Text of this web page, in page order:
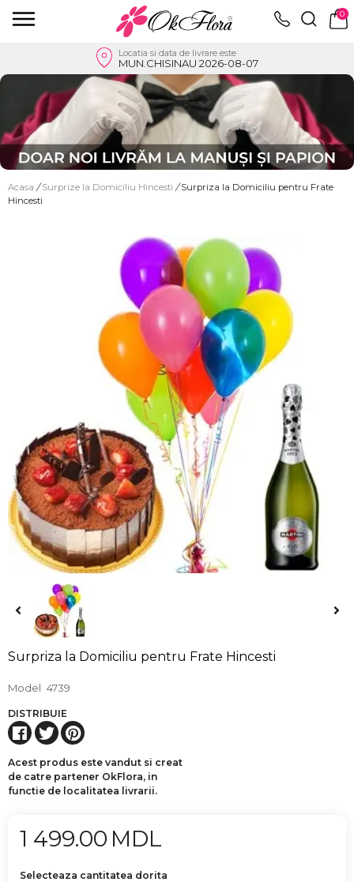
0
Locatia si data de livrare este
MUN.CHISINAU 2026-08-07
Acasa / Surprize la Domiciliu Hincesti / Surpriza la Domiciliu pentru Frate
Hincesti
Surpriza la Domiciliu pentru Frate Hincesti
Model 4739
DISTRIBUIE
Acest produs este vandut si creat
de catre partener OkFlora, in
functie de localitatea livrarii.
1 499.00 MDL
Selecteaza cantitatea dorita